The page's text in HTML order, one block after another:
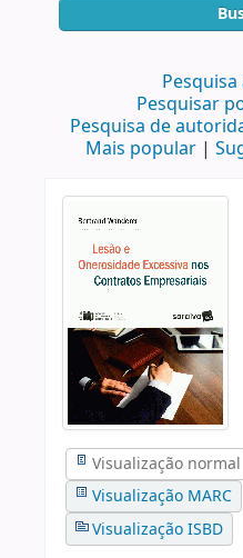
Pesquisar
Pesquisa de
Mais popular
Visualização normal
Visualização MARC
Visualização ISBD